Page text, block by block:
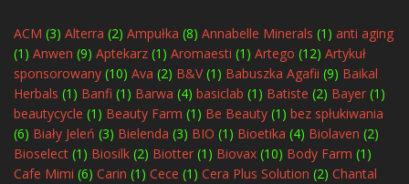
ACM (3) Alterra (2) Ampułka (8) Annabelle Minerals (1) anti aging
(1) Anwen (9) Aptekarz (1) Aromaesti (1) Artego (12) Artykuł
sponsorowany (10) Ava (2) B&V(1) Babuszka Agafii (9) Baikal
Herbals (1) Banfi (1) Barwa (4) basiclab (1) Batiste (2) Bayer (1)
beautycycle (1) Beauty Farm (1) Be Beauty (1) bez spłukiwania
(6) Biały Jeleń (3) Bielenda (3) BIO (1) Bioetika (4) Biolaven (2)
Bioselect (1) Biosilk (2) Biotter (1) Biovax (10) Body Farm (1)
Cafe Mimi (6) Carin (1) Cece (1) Cera Plus Solution (2) Chantal